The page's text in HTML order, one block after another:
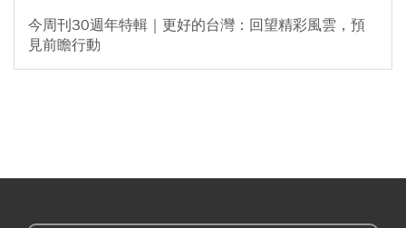
今周刊30週年特輯｜更好的台灣：回望精彩風雲，預
見前瞻行動